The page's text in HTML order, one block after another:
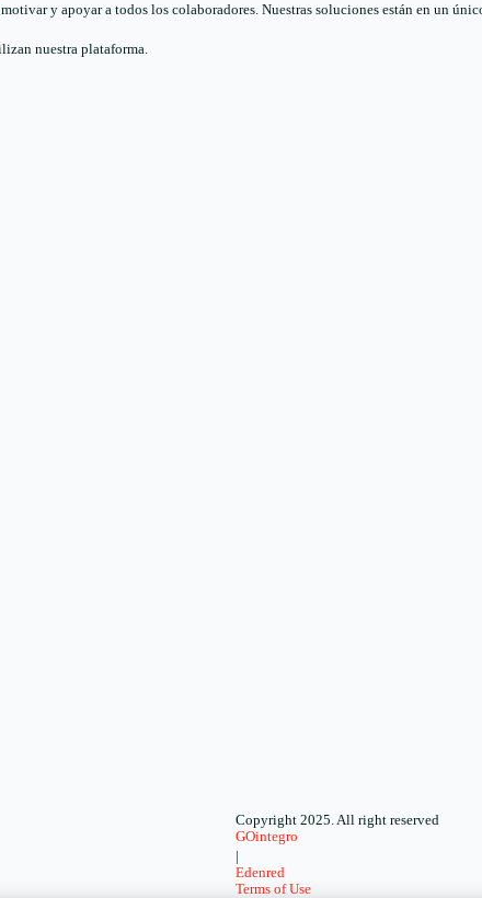
y apoyar a todos los colaboradores. Nuestras soluciones están en un
nuestra plataforma.
Copyright 2025. All right reserved
GOintegro
|
Edenred
Terms of Use